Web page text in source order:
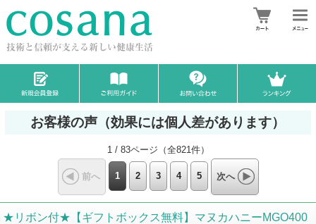
お客様の声（効果には個人差があります）
1 / 83ページ（全821件）
前へ 1 2 3 4 5 次へ
★リボン付★【ギフトボックス無料】マヌカハニーMGO400